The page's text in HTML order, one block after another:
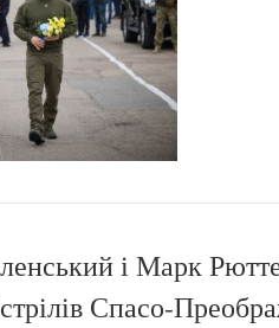
і Марк
Спасо-